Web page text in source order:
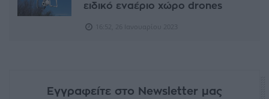
ειδικό εναέριο χώρο drones
Εγγραφείτε στο Newsletter μας